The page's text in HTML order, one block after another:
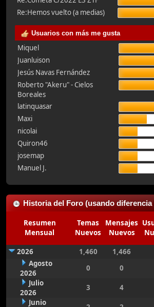
Re:Hemos vuelto (a medias)
Usuarios con más me gusta
Miquel
Juanluison
Jesús Navas Fernández
Roberto "Akeru" - Cielos
Boreales
latinquasar
Maxi
nicolai
Quiron46
josemap
Manuel J.
Historia del Foro (usando
Resumen
Mensual
Temas
Nuevos
Mensajes
Nuevos
2026
1,460 1,466
Agosto
2026
0 0
Julio
2026
3 4
Junio